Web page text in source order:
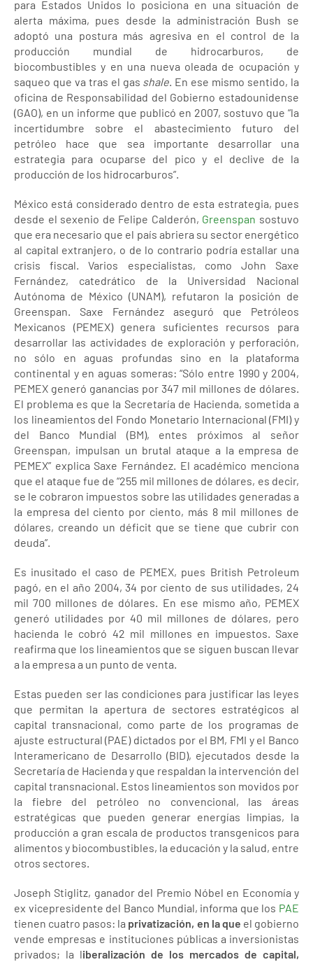
para Estados Unidos lo posiciona en una situación de
alerta máxima, pues desde la administración Bush se
adoptó una postura más agresiva en el control de la
producción mundial de hidrocarburos, de
biocombustibles y en una nueva oleada de ocupación y
saqueo que va tras el gas shale. En ese mismo sentido, la
oficina de Responsabilidad del Gobierno estadounidense
(GAO), en un informe que publicó en 2007, sostuvo que “la
incertidumbre sobre el abastecimiento futuro del
petróleo hace que sea importante desarrollar una
estrategia para ocuparse del pico y el declive de la
producción de los hidrocarburos”.
México está considerado dentro de esta estrategia, pues
desde el sexenio de Felipe Calderón, Greenspan sostuvo
que era necesario que el país abriera su sector energético
al capital extranjero, o de lo contrario podría estallar una
crisis fiscal. Varios especialistas, como John Saxe
Fernández, catedrático de la Universidad Nacional
Autónoma de México (UNAM), refutaron la posición de
Greenspan. Saxe Fernández aseguró que Petróleos
Mexicanos (PEMEX) genera suficientes recursos para
desarrollar las actividades de exploración y perforación,
no sólo en aguas profundas sino en la plataforma
continental y en aguas someras: “Sólo entre 1990 y 2004,
PEMEX generó ganancias por 347 mil millones de dólares.
El problema es que la Secretaría de Hacienda, sometida a
los lineamientos del Fondo Monetario Internacional (FMI) y
del Banco Mundial (BM), entes próximos al señor
Greenspan, impulsan un brutal ataque a la empresa de
PEMEX” explica Saxe Fernández. El académico menciona
que el ataque fue de “255 mil millones de dólares, es decir,
se le cobraron impuestos sobre las utilidades generadas a
la empresa del ciento por ciento, más 8 mil millones de
dólares, creando un déficit que se tiene que cubrir con
deuda”.
Es inusitado el caso de PEMEX, pues British Petroleum
pagó, en el año 2004, 34 por ciento de sus utilidades, 24
mil 700 millones de dólares. En ese mismo año, PEMEX
generó utilidades por 40 mil millones de dólares, pero
hacienda le cobró 42 mil millones en impuestos. Saxe
reafirma que los lineamientos que se siguen buscan llevar
a la empresa a un punto de venta.
Estas pueden ser las condiciones para justificar las leyes
que permitan la apertura de sectores estratégicos al
capital transnacional, como parte de los programas de
ajuste estructural (PAE) dictados por el BM, FMI y el Banco
Interamericano de Desarrollo (BID), ejecutados desde la
Secretaría de Hacienda y que respaldan la intervención del
capital transnacional. Estos lineamientos son movidos por
la fiebre del petróleo no convencional, las áreas
estratégicas que pueden generar energías limpias, la
producción a gran escala de productos transgenicos para
alimentos y biocombustibles, la educación y la salud, entre
otros sectores.
Joseph Stiglitz, ganador del Premio Nóbel en Economía y
ex vicepresidente del Banco Mundial, informa que los PAE
tienen cuatro pasos: la privatización, en la que el gobierno
vende empresas e instituciones públicas a inversionistas
privados; la liberalización de los mercados de capital,